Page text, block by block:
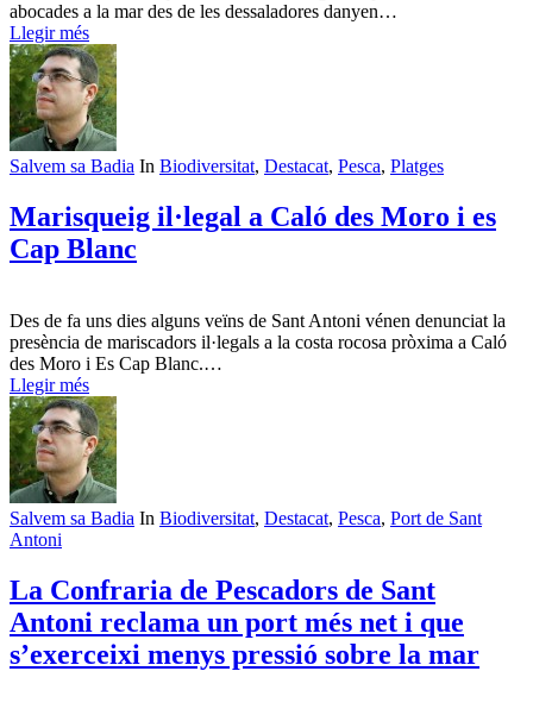
abocades a la mar des de les dessaladores danyen…
Llegir més
Salvem sa Badia In Biodiversitat, Destacat, Pesca, Platges
Marisqueig il·legal a Caló des Moro i es
Cap Blanc
Des de fa uns dies alguns veïns de Sant Antoni vénen denunciat la
presència de mariscadors il·legals a la costa rocosa pròxima a Caló
des Moro i Es Cap Blanc.…
Llegir més
Salvem sa Badia In Biodiversitat, Destacat, Pesca, Port de Sant
Antoni
La Confraria de Pescadors de Sant
Antoni reclama un port més net i que
s’exerceixi menys pressió sobre la mar